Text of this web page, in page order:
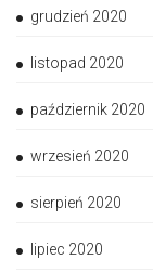
grudzień 2020
listopad 2020
październik 2020
wrzesień 2020
sierpień 2020
lipiec 2020